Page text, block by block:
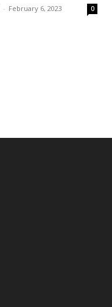
- February 6, 2023 0